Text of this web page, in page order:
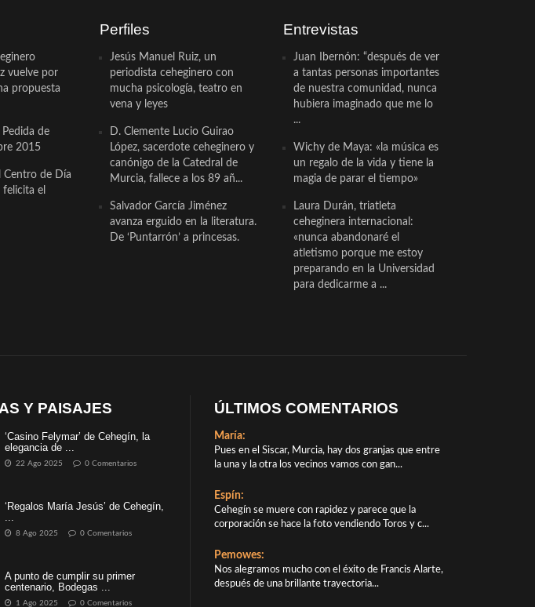
vuelve por
propuesta
de
2015
Centro de Día
felicita el
Perfiles
Jesús Manuel Ruiz, un
periodista ceheginero con
mucha psicología, teatro en
vena y leyes
D. Clemente Lucio Guirao
López, sacerdote ceheginero y
canónigo de la Catedral de
Murcia, fallece a los 89 añ...
Salvador García Jiménez
avanza erguido en la literatura.
De ‘Puntarrón’ a princesas.
Entrevistas
Juan Ibernón: “después de ver
a tantas personas importantes
de nuestra comunidad, nunca
hubiera imaginado que me lo
...
Wichy de Maya: «la música es
un regalo de la vida y tiene la
magia de parar el tiempo»
Laura Durán, triatleta
ceheginera internacional:
«nunca abandonaré el
atletismo porque me estoy
preparando en la Universidad
para dedicarme a ...
Y PAISAJES
‘Casino Felymar’ de Cehegín, la
elegancia de ...
22 Ago 2025 0 Comentarios
‘Regalos María Jesús’ de Cehegín,
8 Ago 2025 0 Comentarios
A punto de cumplir su primer
centenario, Bodegas ...
1 Ago 2025 0 Comentarios
ÚLTIMOS COMENTARIOS
María:
Pues en el Siscar, Murcia, hay dos granjas que entre
la una y la otra los vecinos vamos con gan...
Espín:
Cehegín se muere con rapidez y parece que la
corporación se hace la foto vendiendo Toros y c...
Pemowes:
Nos alegramos mucho con el éxito de Francis Alarte,
después de una brillante trayectoria...